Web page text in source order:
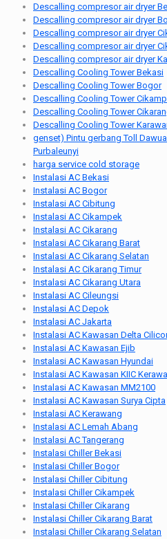
Descalling compresor air dryer
Descalling compresor air dryer
Descalling compresor air dryer
Descalling compresor air dryer
Descalling compresor air dryer
Descalling Cooling Tower Bekasi
Descalling Cooling Tower Bogor
Descalling Cooling Tower
Descalling Cooling Tower
Descalling Cooling Tower
genset) Pintu gerbang Toll
Purbaleunyi
harga service cold storage
Instalasi AC Bekasi
Instalasi AC Bogor
Instalasi AC Cibitung
Instalasi AC Cikampek
Instalasi AC Cikarang
Instalasi AC Cikarang Barat
Instalasi AC Cikarang Selatan
Instalasi AC Cikarang Timur
Instalasi AC Cikarang Utara
Instalasi AC Cileungsi
Instalasi AC Depok
Instalasi AC Jakarta
Instalasi AC Kawasan Delta
Instalasi AC Kawasan Ejib
Instalasi AC Kawasan Hyundai
Instalasi AC Kawasan KIIC
Instalasi AC Kawasan MM2100
Instalasi AC Kawasan Surya Cipta
Instalasi AC Kerawang
Instalasi AC Lemah Abang
Instalasi AC Tangerang
Instalasi Chiller Bekasi
Instalasi Chiller Bogor
Instalasi Chiller Cibitung
Instalasi Chiller Cikampek
Instalasi Chiller Cikarang
Instalasi Chiller Cikarang Barat
Instalasi Chiller Cikarang Selatan